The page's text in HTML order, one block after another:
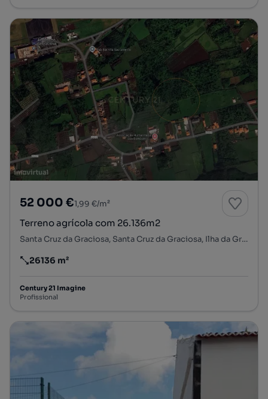
52 000 €1,99 €/m²
Terreno agrícola com 26.136m2
Santa Cruz da Graciosa, Santa Cruz da Graciosa, Ilha da Graciosa
Preço por metro quadrado
26136 m²
Century 21 Imagine
Profissional